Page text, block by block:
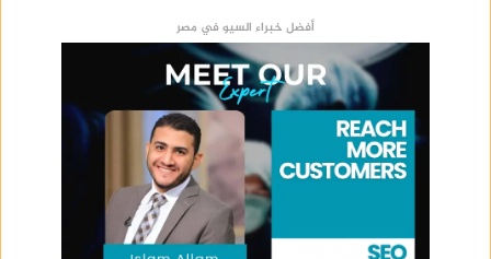
أفضل خبراء السيو في مصر